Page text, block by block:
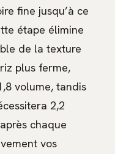
fine jusqu’à ce
étape élimine
de la texture
plus ferme,
volume, tandis
2,2
chaque
vos